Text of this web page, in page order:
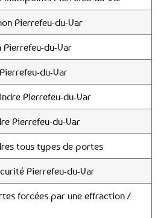
Pierrefeu-du-Var
Pierrefeu-du-Var
du-Var
Pierrefeu-du-Var
Pierrefeu-du-Var
tous types de portes
Pierrefeu-du-Var
forcées par une effraction /